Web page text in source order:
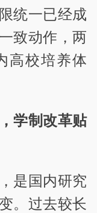
统一已经成
致动作，两
高校培养体
学制改革贴
是国内研究
。过去较长